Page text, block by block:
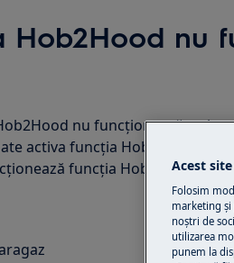
Hob2Hood nu
nu funcționează cu
activa funcția Hob2Hood
funcția Hob2Hood?
Acest
Folosim
marketing
noștri de
utilizarea
punem la